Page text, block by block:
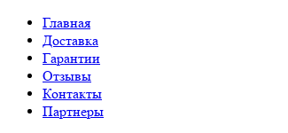
Главная
Доставка
Гарантии
Отзывы
Контакты
Партнеры